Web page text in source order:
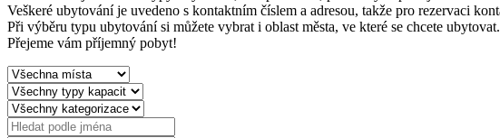
Veškeré ubytování je uvedeno s kontaktním číslem a adresou, takže pro rezervaci
Při výběru typu ubytování si můžete vybrat i oblast města, ve které se chcete ubytovat.
Přejeme vám příjemný pobyt!